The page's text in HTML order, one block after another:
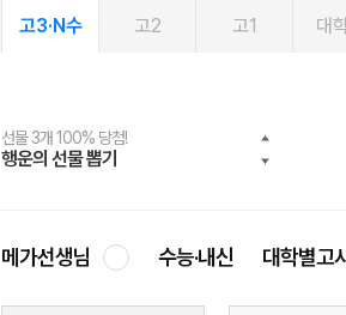
고3·N수 고2 고1 대
선물 3개 100% 당첨!
행운의 선물 뽑기
선물 100% 증정!
메가스터디 X 올리브
여름방학 스터디 캐시백
메가런 썸머스쿨
2027 러셀 단과
강사 공개선발
스마트러닝앱
설문 EVENT
메가패스
3일 무료 체험권
메가패스 수강생 무료혜택!
메가클럽 멤버십
사회공헌 캠페인
희망이룸 메가나눔
메가선생님 수능·내신 대학별고